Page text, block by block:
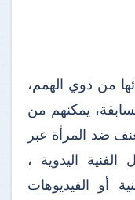
من ذوي الهمم،
يمكنهم من
ضد المرأة عبر
الفنية اليدوية ،
أو الفيديوهات